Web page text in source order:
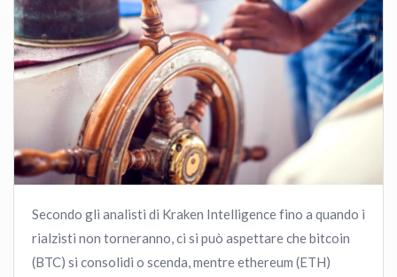
Secondo gli analisti di Kraken Intelligence fino a quando i
rialzisti non torneranno, ci si può aspettare che bitcoin
(BTC) si consolidi o scenda, mentre ethereum (ETH)